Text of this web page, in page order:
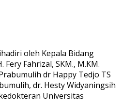
oleh Kepala Bidang
Fahrizal, SKM., M.KM.
dr Happy Tedjo TS
dr. Hesty Widyaningsih
Universitas